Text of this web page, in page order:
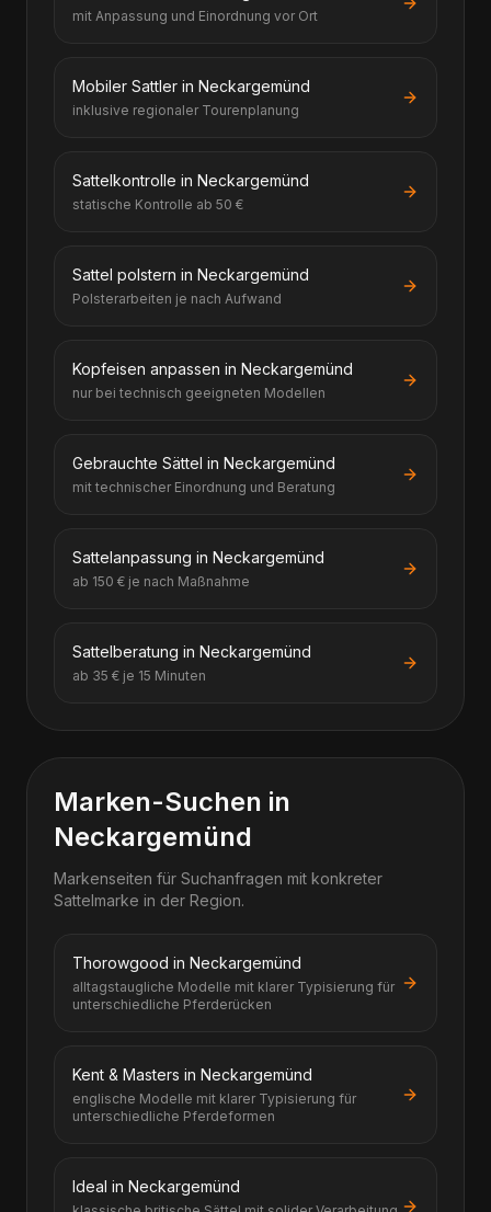
mit Anpassung und Einordnung vor Ort
Mobiler Sattler in Neckargemünd
inklusive regionaler Tourenplanung
Sattelkontrolle in Neckargemünd
statische Kontrolle ab 50 €
Sattel polstern in Neckargemünd
Polsterarbeiten je nach Aufwand
Kopfeisen anpassen in Neckargemünd
nur bei technisch geeigneten Modellen
Gebrauchte Sättel in Neckargemünd
mit technischer Einordnung und Beratung
Sattelanpassung in Neckargemünd
ab 150 € je nach Maßnahme
Sattelberatung in Neckargemünd
ab 35 € je 15 Minuten
Marken-Suchen in
Neckargemünd
Markenseiten für Suchanfragen mit konkreter
Sattelmarke in der Region.
Thorowgood in Neckargemünd
alltagstaugliche Modelle mit klarer Typisierung für
unterschiedliche Pferderücken
Kent & Masters in Neckargemünd
englische Modelle mit klarer Typisierung für
unterschiedliche Pferdeformen
Ideal in Neckargemünd